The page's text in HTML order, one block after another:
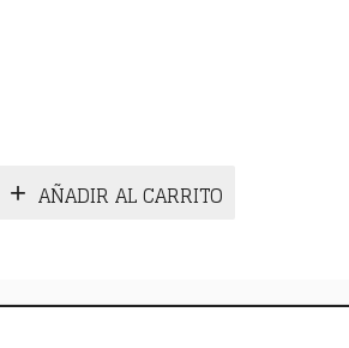
AÑADIR AL CARRITO